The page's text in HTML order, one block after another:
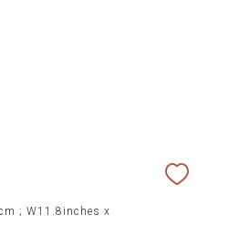
; W11.8inches x